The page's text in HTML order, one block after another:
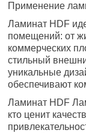
Применение
Ламинат HDF
помещений: от
коммерческих
стильный
уникальные
обеспечивают
Ламинат HDF
кто ценит